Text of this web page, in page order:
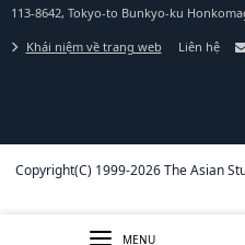
113-8642, Tokyo-to Bunkyo-ku
Khái niệm về trang web Liên hệ
Copyright(C) 1999-2026 The Asian
MENU